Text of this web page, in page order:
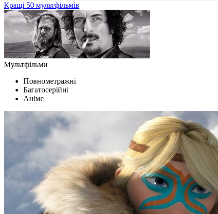
Кращі 50 мультфільмів
Мультфільми
Повнометражні
Багатосерійні
Аніме